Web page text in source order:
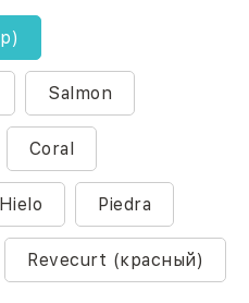
Salmon
Coral
Hielo Piedra
Revecurt (красный)